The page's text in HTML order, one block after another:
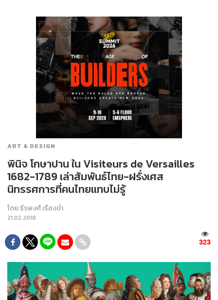
ART & DESIGN
พินิจ โกษาปาน ใน Visiteurs de Versailles
1682-1789 เล่าสัมพันธ์ไทย-ฝรั่งเศส
นิทรรศการที่คนไทยแทบไม่รู้
โดย ธีรพงศ์ เรืองขำ
21.02.2018
323